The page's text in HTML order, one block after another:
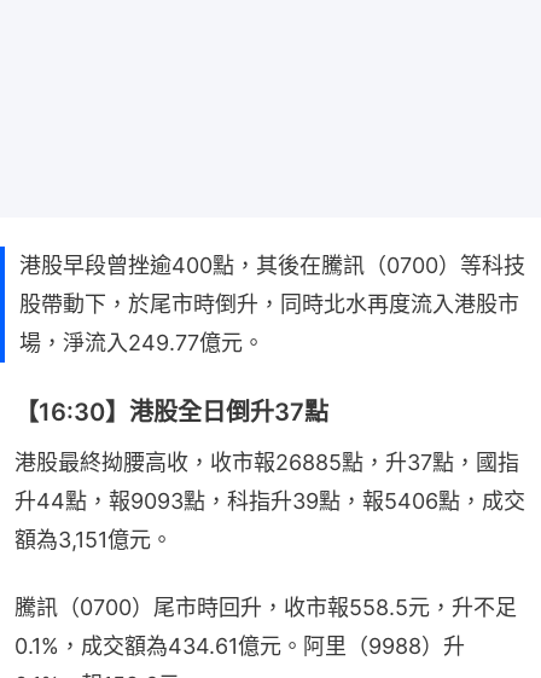
港股早段曾挫逾400點，其後在騰訊（0700）等科技
股帶動下，於尾市時倒升，同時北水再度流入港股市
場，淨流入249.77億元。
【16:30】港股全日倒升37點
港股最終拗腰高收，收市報26885點，升37點，國指
升44點，報9093點，科指升39點，報5406點，成交
額為3,151億元。
騰訊（0700）尾市時回升，收市報558.5元，升不足
0.1%，成交額為434.61億元。阿里（9988）升